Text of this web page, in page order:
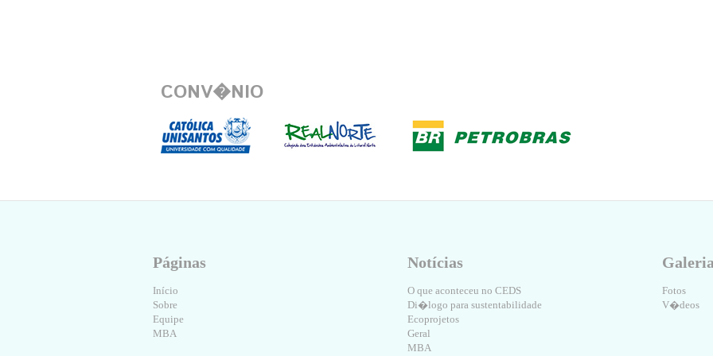
CONV�NIO
Páginas
Início
Sobre
Equipe
MBA
Notícias
O que aconteceu no CEDS
Di�logo para sustentabilidade
Ecoprojetos
Geral
MBA
Fotos
V�deos